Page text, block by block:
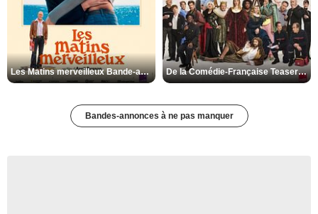
Les Matins merveilleux Bande-annonce VF De la Comédie-Française Teaser VF
Bandes-annonces à ne pas manquer